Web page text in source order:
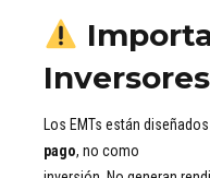
Inversores
Los EMTs están
pago, no como